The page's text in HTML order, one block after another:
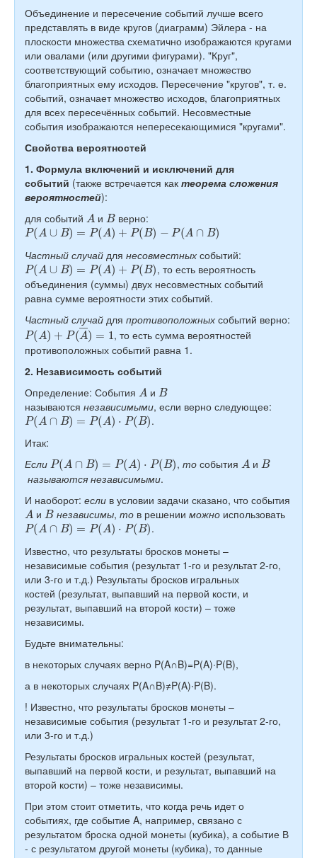
Объединение и пересечение событий лучше всего
представлять в виде кругов (диаграмм) Эйлера - на
плоскости множества схематично изображаются кругами
или овалами (или другими фигурами). "Круг",
соответствующий событию, означает множество
благоприятных ему исходов. Пересечение "кругов", т. е.
событий, означает множество исходов, благоприятных
для всех пересечённых событий. Несовместные
события изображаются непересекающимися "кругами".
Свойства вероятностей
1. Формула включений и исключений для
событий (также встречается как теорема сложения
вероятностей):
для событий
A иB верно:
P(A∪B)=P( A)+ P( B)−P(A )
Частный случай для несовместных событий:
P(A∪B)=P(A)+P(B )
, то есть вероятность
объединения (суммы) двух несовместных событий
равна сумме вероятности этих событий.
Частный случай для противоположных событий верно:
P(A)+P(A―)=1
, то есть сумма вероятностей
противоположных событий равна 1.
2. Независимость событий
Определение: События
A иB
называются независимыми, если верно следующее:
P(A∩B)=P (A)⋅P(B)
.
Итак:
Если P(A∩ )= A)⋅P (B , тособытия A иB
называются независимыми.
И наоборот: если в условии задачи сказано, что события
A иB независимы,то в решенииможно использовать
P(A∩ B)=P(A)⋅P(B )
.
Известно, что результаты бросков монеты –
независимые события (результат 1-го и результат 2-го,
или 3-го и т.д.) Результаты бросков игральных
костей (результат, выпавший на первой кости, и
результат, выпавший на второй кости) – тоже
независимы.
Будьте внимательны:
в некоторых случаях верно P(A∩B)=P(A)∙P(B),
а в некоторых случаях P(A∩B)≠P(A)∙P(B).
! Известно, что результаты бросков монеты –
независимые события (результат 1-го и результат 2-го,
или 3-го и т.д.)
Результаты бросков игральных костей (результат,
выпавший на первой кости, и результат, выпавший на
второй кости) – тоже независимы.
При этом стоит отметить, что когда речь идет о
событиях, где событие A, например, связано с
результатом броска одной монеты (кубика), а событие В
- с результатом другой монеты (кубика), то данные